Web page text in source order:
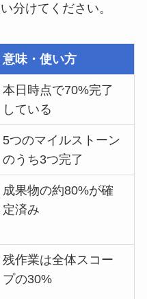
分けてください。
意味・使い方
本日時点で70%完了
している
5つのマイルストーン
のうち3つ完了
成果物の約80%が確
定済み
残作業は全体スコー
プの30%